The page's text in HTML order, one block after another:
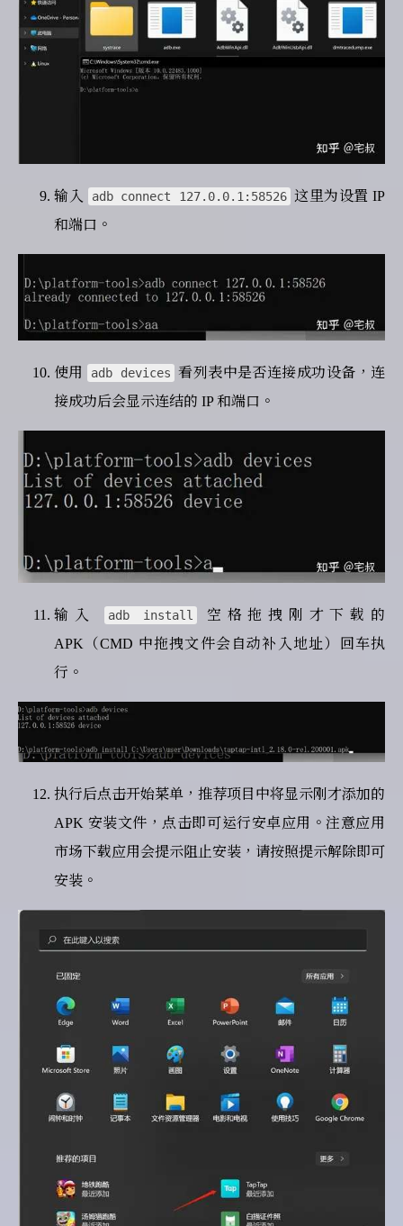
输入 adb connect 127.0.0.1:58526 这里为设置 IP
和端口。
使用 adb devices 看列表中是否连接成功设备，连
接成功后会显示连结的 IP 和端口。
输入 adb install
空格拖拽刚才下载的
APK（CMD 中拖拽文件会自动补入地址）回车执
行。
执行后点击开始菜单，推荐项目中将显示刚才添加的
APK 安装文件，点击即可运行安卓应用。注意应用
市场下载应用会提示阻止安装，请按照提示解除即可
安装。